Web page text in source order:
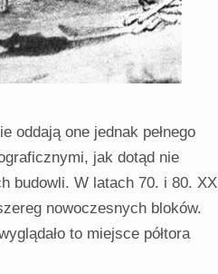
oddają one jednak pełnego
jak dotąd nie
budowli. W latach 70. i 80. XX
nowoczesnych bloków.
to miejsce półtora